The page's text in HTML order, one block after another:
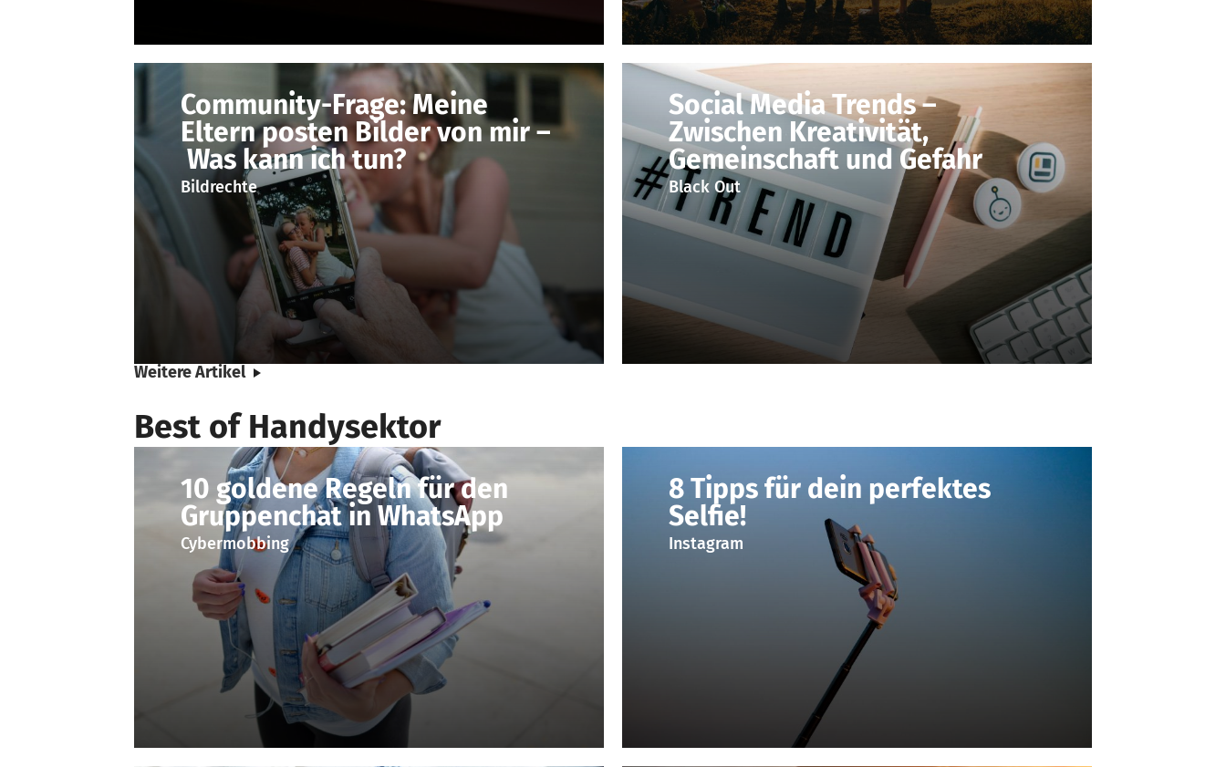
Community-Frage: Meine
Eltern posten Bilder von mir –
Was kann ich tun?
Bildrechte
Social Media Trends –
Zwischen Kreativität,
Gemeinschaft und Gefahr
Black Out
Weitere Artikel
Best of Handysektor
10 goldene Regeln für den
Gruppenchat in WhatsApp
Cybermobbing
8 Tipps für dein perfektes
Selfie!
Instagram